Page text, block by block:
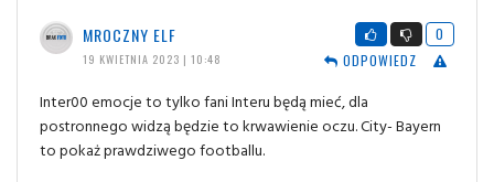
MROCZNY ELF
19 KWIETNIA 2023 | 10:48
0
ODPOWIEDZ
Inter00 emocje to tylko fani Interu będą mieć, dla
postronnego widzą będzie to krwawienie oczu. City- Bayern
to pokaż prawdziwego footballu.